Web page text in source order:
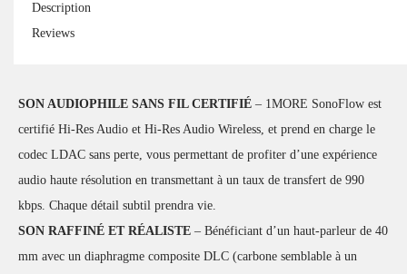
Description
Reviews
SON AUDIOPHILE SANS FIL CERTIFIÉ – 1MORE SonoFlow est
certifié Hi-Res Audio et Hi-Res Audio Wireless, et prend en charge le
codec LDAC sans perte, vous permettant de profiter d’une expérience
audio haute résolution en transmettant à un taux de transfert de 990
kbps. Chaque détail subtil prendra vie.
SON RAFFINÉ ET RÉALISTE – Bénéficiant d’un haut-parleur de 40
mm avec un diaphragme composite DLC (carbone semblable à un